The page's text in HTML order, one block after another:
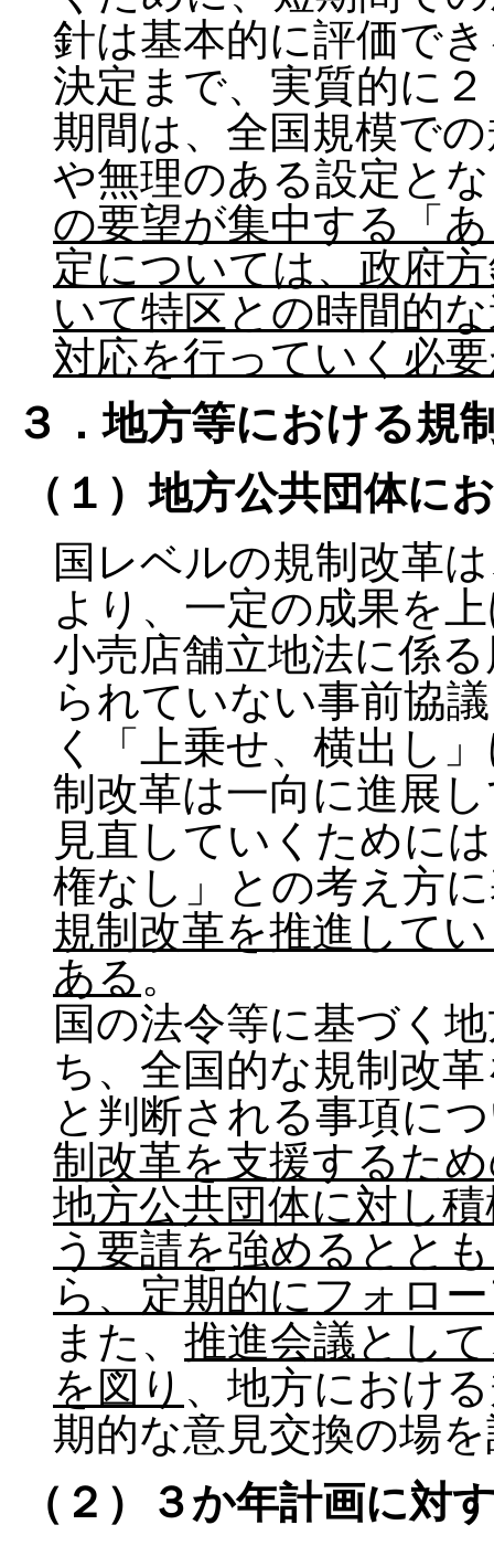
針は基本的に評価で
決定まで、実質的に
期間は、全国規模で
や無理のある設定と
の要望が集中する「
定については、政府
いて特区との時間的
対応を行っていく必
３．地方等における規
（１）地方公共団体に
国レベルの規制改革
より、一定の成果を
小売店舗立地法に係
られていない事前協
く「上乗せ、横出し
制改革は一向に進展
見直していくために
権なし」との考え方
規制改革を推進して
ある 。
国の法令等に基づく
ち、全国的な規制改
と判断される事項に
制改革を支援するた
地方公共団体に対し
う要請を強めるとと
ら、定期的にフォロ
また、 推進会議とし
を図り 、地方におけ
期的な意見交換の場
（２）３か年計画に対